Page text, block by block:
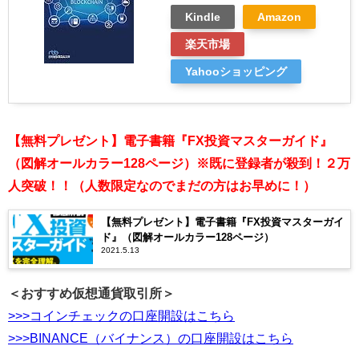
Kindle Amazon
楽天市場
Yahooショッピング
【無料プレゼント】電子書籍『FX投資マスターガイド』
（図解オールカラー128ページ）※既に登録者が殺到！２万
人突破！！（人数限定なのでまだの方はお早めに！）
【無料プレゼント】電子書籍『FX投資マスターガイ
ド』（図解オールカラー128ページ）
2021.5.13
＜おすすめ仮想通貨取引所＞
>>>コインチェックの口座開設はこちら
>>>BINANCE（バイナンス）の口座開設はこちら